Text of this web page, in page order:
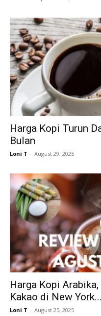
Harga Kopi Turun
Bulan
Loni T - August 29, 2025
Harga Kopi
Kakao di New York...
Loni T - August 25, 2025